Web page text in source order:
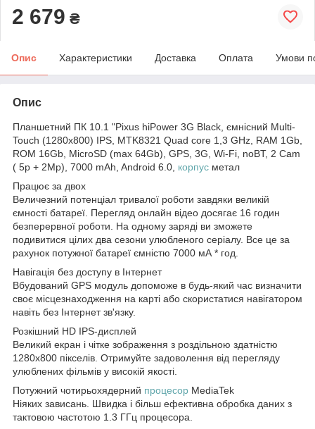
2 679 ₴
Опис Характеристики Доставка Оплата Умови
Опис
Планшетний ПК 10.1 "Pixus hiPower 3G Black, ємнісний Multi-
Touch (1280x800) IPS, MTK8321 Quad core 1,3 GHz, RAM 1Gb,
ROM 16Gb, MicroSD (max 64Gb), GPS, 3G, Wi-Fi, noBT, 2 Cam
( 5p + 2Mp), 7000 mAh, Android 6.0, корпус метал
Працює за двох
Величезний потенціал тривалої роботи завдяки великій
ємності батареї. Перегляд онлайн відео досягає 16 годин
безперервної роботи. На одному заряді ви зможете
подивитися цілих два сезони улюбленого серіалу. Все це за
рахунок потужної батареї ємністю 7000 мА * год.
Навігація без доступу в Інтернет
Вбудований GPS модуль допоможе в будь-який час визначити
своє місцезнаходження на карті або скористатися навігатором
навіть без Інтернет зв'язку.
Розкішний HD IPS-дисплей
Великий екран і чітке зображення з роздільною здатністю
1280x800 пікселів. Отримуйте задоволення від перегляду
улюблених фільмів у високій якості.
Потужний чотирьохядерний процесор MediaTek
Ніяких зависань. Швидка і більш ефективна обробка даних з
тактовою частотою 1.3 ГГц процесора.